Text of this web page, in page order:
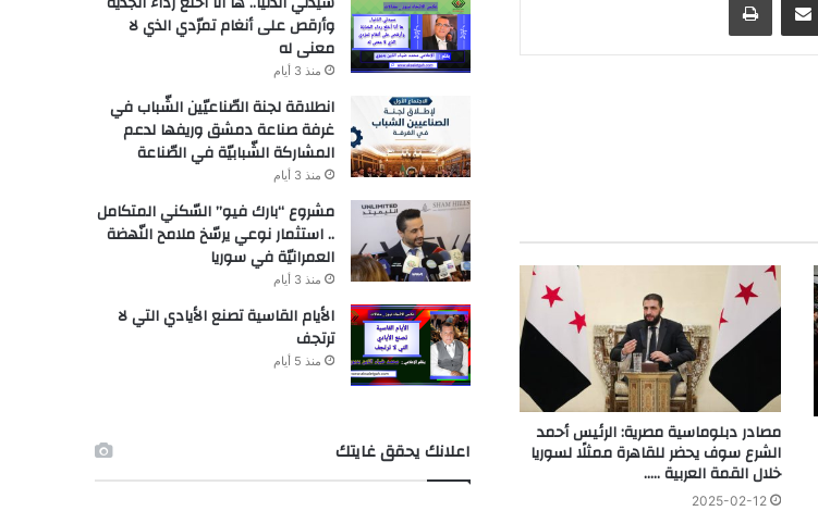
مصادر دبلوماسية مصرية: الرئيس أحمد
الشرع سوف يحضر للقاهرة ممثلًا لسوريا
خلال القمة العربية …..
2025-02-12
وأرقص على أنغام تمرّدي الذي لا
معنى له
منذ 3 أيام
انطلاقة لجنة الصّناعيّين الشّباب في
غرفة صناعة دمشق وريفها لدعم
المشاركة الشّبابيّة في الصّناعة
منذ 3 أيام
مشروع “بارك فيو” السّكني المتكامل
.. استثمار نوعي يرسّخ ملامح النّهضة
العمرانيّة في سوريا
منذ 3 أيام
الأيام القاسية تصنع الأيادي التي لا
ترتجف
منذ 5 أيام
اعلانك يحقق غايتك